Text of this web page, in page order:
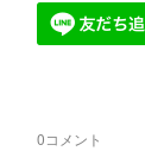
0コメント